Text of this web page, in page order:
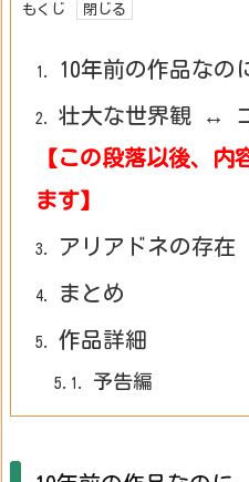
もくじ
1. 10年前の作品なの
2.
壮大な世界観 ↔
【この段落以後、内
ます】
3. アリアドネの存在
4. まとめ
5. 作品詳細
5.1. 予告編